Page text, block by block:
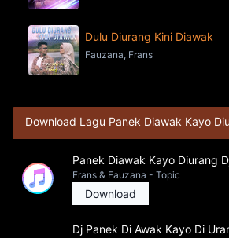
Dulu Diurang Kini Diawak
Fauzana, Frans
Download Lagu Panek Diawak Kayo
Panek Diawak Kayo Diurang
Frans & Fauzana - Topic
Download
Dj Panek Di Awak Kayo Di